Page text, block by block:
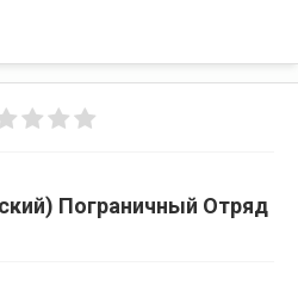
Пограничный Отряд